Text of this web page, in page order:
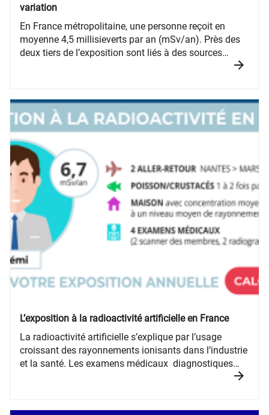
variation
En France métropolitaine, une personne reçoit en
moyenne 4,5 millisieverts par an (mSv/an). Près des
deux tiers de l’exposition sont liés à des sources
L’exposition à la radioactivité artificielle en France
La radioactivité artificielle s’explique par l’usage
croissant des rayonnements ionisants dans l’industrie
et la santé. Les examens médicaux diagnostiques